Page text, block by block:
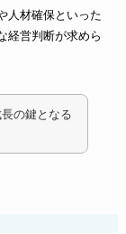
人材確保といった
経営判断が求めら
の鍵となる